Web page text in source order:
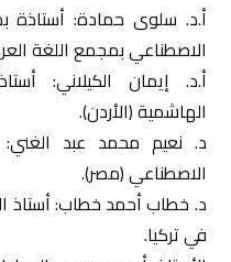
أ.د. سلوى حمادة: أستاذة
الاصطناعي بمجمع اللغة
أ.د. إيمان الكيلاني:
الهاشمية (الأردن).
د. نعيم محمد عبد الغني:
الاصطناعي (مصر).
في تركيا.